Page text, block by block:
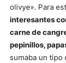
olivye». Para
interesantes
carne de
pepinillos,
sumaba un tipo